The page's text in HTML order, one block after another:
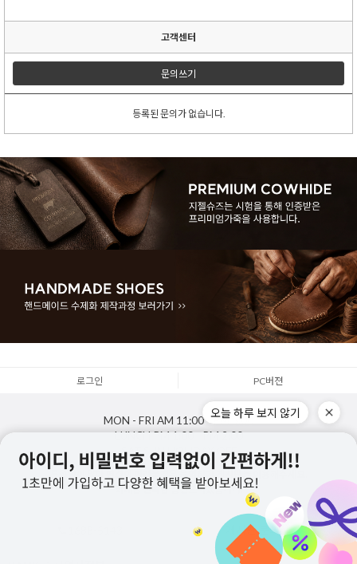
고객센터
문의쓰기
등록된 문의가 없습니다.
로그인 PC버젼
MON - FRI AM 11:00 - PM 5:00
LUNCHPM 1:00 - PM 2:00
SAT,SUN,HOLIDAY OFF
통화량이 많아 연결이 어려울경우 문의하기 게시판을 이용해주세요.
최대한 신속한 답변드리겠습니다.
게시판 문의하기
오늘 하루 보지 않기